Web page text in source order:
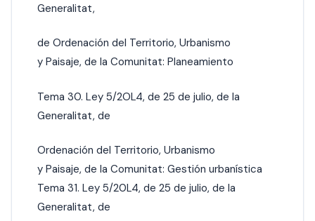
Generalitat,
de Ordenación del Territorio, Urbanismo
y Paisaje, de la Comunitat: Planeamiento
Tema 30. Ley 5/2OL4, de 25 de julio, de la
Generalitat, de
Ordenación del Territorio, Urbanismo
y Paisaje, de la Comunitat: Gestión urbanística
Tema 31. Ley 5/20L4, de 25 de julio, de la
Generalitat, de